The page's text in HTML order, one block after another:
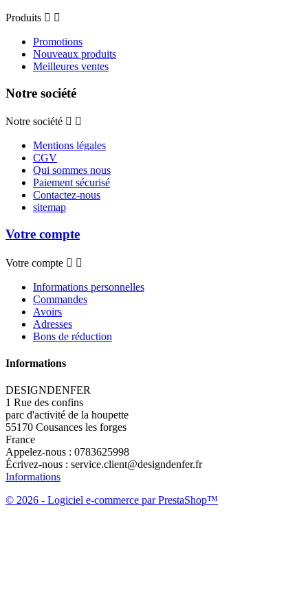
Produits  
Promotions
Nouveaux produits
Meilleures ventes
Notre société
Notre société  
Mentions légales
CGV
Qui sommes nous
Paiement sécurisé
Contactez-nous
sitemap
Votre compte
Votre compte  
Informations personnelles
Commandes
Avoirs
Adresses
Bons de réduction
Informations
DESIGNDENFER
1 Rue des confins
parc d'activité de la houpette
55170 Cousances les forges
France
Appelez-nous : 0783625998
Écrivez-nous : service.client@designdenfer.fr
Informations
© 2026 - Logiciel e-commerce par PrestaShop™